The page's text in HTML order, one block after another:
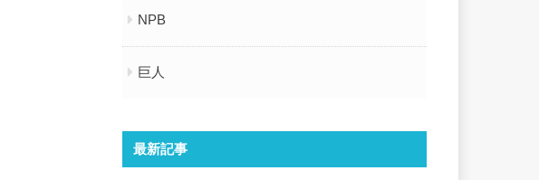
NPB
巨人
最新記事